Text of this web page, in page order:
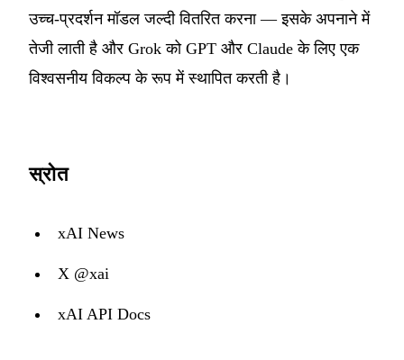
उच्च-प्रदर्शन मॉडल जल्दी वितरित करना — इसके अपनाने में
तेजी लाती है और Grok को GPT और Claude के लिए एक
विश्वसनीय विकल्प के रूप में स्थापित करती है।
स्रोत
xAI News
X @xai
xAI API Docs